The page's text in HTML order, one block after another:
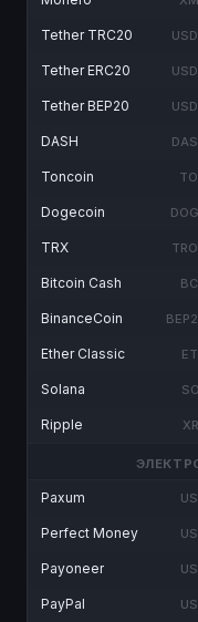
Tether TRC20
Tether ERC20
Tether BEP20
DASH
Toncoin
Dogecoin
TRX
Bitcoin Cash
BinanceCoin
Ether Classic
Solana
Ripple
Paxum
Perfect Money
Payoneer
PayPal